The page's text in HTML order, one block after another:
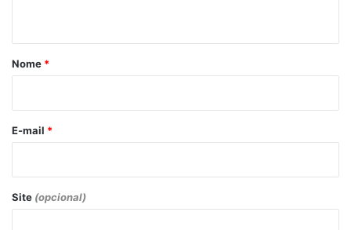
r
*
Nome *
E-mail *
Site (opcional)